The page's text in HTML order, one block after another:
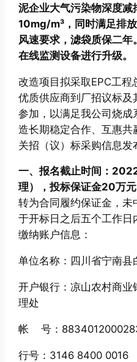
泥企业大气污染物深度减
10mg/m³，同时满足排
风速要求，滤袋质保二
在线监测设备进行升级。
改造项目拟采取EPC工
优质供应商到厂招议标
参加，以满足我公司烧
造长期稳定合作、互惠
关招（议）标采购信息发
一、报名截止时间：
理），投标保证金20万元
转为合同履约保证金，
于开标日之后五个工作
缴纳账户信息：
单位名称：四川省宁南县
开户银行：凉山农村商
理处
帐 号：
行号：3146 8400 0016